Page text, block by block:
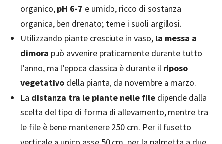
organico, pH 6-7 e umido, ricco di sostanza
organica, ben drenato; teme i suoli argillosi.
Utilizzando piante cresciute in vaso, la messa a
dimora può avvenire praticamente durante tutto
l’anno, ma l’epoca classica è durante il riposo
vegetativo della pianta, da novembre a marzo.
La distanza tra le piante nelle file dipende dalla
scelta del tipo di forma di allevamento, mentre tra
le file è bene mantenere 250 cm. Per il fusetto
verticale a unico asse 50 cm, per la palmetta a due